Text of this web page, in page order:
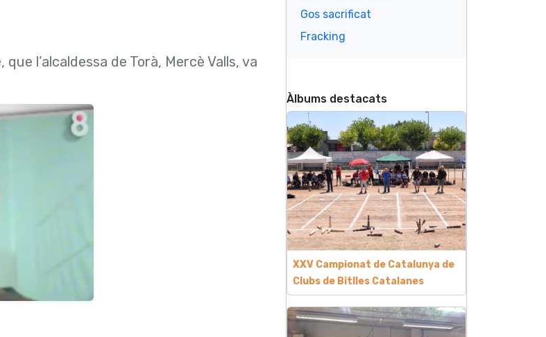
l’alcaldessa de Torà, Mercè Valls, va
Gos sacrificat
Fracking
Àlbums destacats
XXV Campionat de Catalunya de
Clubs de Bitlles Catalanes